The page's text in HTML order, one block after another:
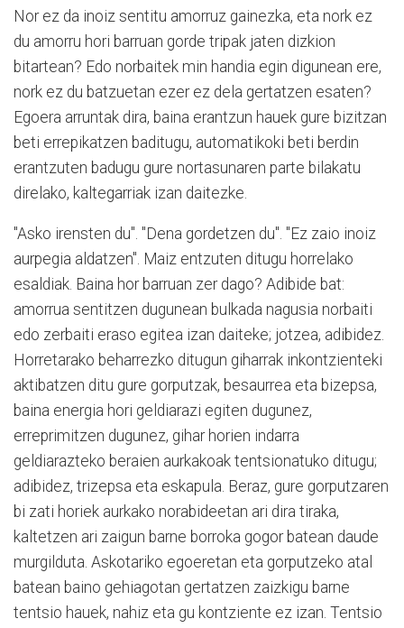
Nor ez da inoiz sentitu amorruz gainezka, eta nork ez
du amorru hori barruan gorde tripak jaten dizkion
bitartean? Edo norbaitek min handia egin digunean ere,
nork ez du batzuetan ezer ez dela gertatzen esaten?
Egoera arruntak dira, baina erantzun hauek gure bizitzan
beti errepikatzen baditugu, automatikoki beti berdin
erantzuten badugu gure nortasunaren parte bilakatu
direlako, kaltegarriak izan daitezke.
"Asko irensten du". "Dena gordetzen du". "Ez zaio inoiz
aurpegia aldatzen". Maiz entzuten ditugu horrelako
esaldiak. Baina hor barruan zer dago? Adibide bat:
amorrua sentitzen dugunean bulkada nagusia norbaiti
edo zerbaiti eraso egitea izan daiteke; jotzea, adibidez.
Horretarako beharrezko ditugun giharrak inkontzienteki
aktibatzen ditu gure gorputzak, besaurrea eta bizepsa,
baina energia hori geldiarazi egiten dugunez,
erreprimitzen dugunez, gihar horien indarra
geldiarazteko beraien aurkakoak tentsionatuko ditugu;
adibidez, trizepsa eta eskapula. Beraz, gure gorputzaren
bi zati horiek aurkako norabideetan ari dira tiraka,
kaltetzen ari zaigun barne borroka gogor batean daude
murgilduta. Askotariko egoeretan eta gorputzeko atal
batean baino gehiagotan gertatzen zaizkigu barne
tentsio hauek, nahiz eta gu kontziente ez izan. Tentsio